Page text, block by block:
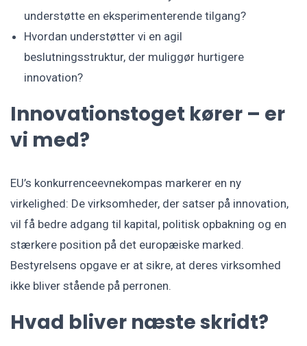
understøtte en eksperimenterende tilgang?
Hvordan understøtter vi en agil
beslutningsstruktur, der muliggør hurtigere
innovation?
Innovationstoget kører – er
vi med?
EU’s konkurrenceevnekompas markerer en ny
virkelighed: De virksomheder, der satser på innovation,
vil få bedre adgang til kapital, politisk opbakning og en
stærkere position på det europæiske marked.
Bestyrelsens opgave er at sikre, at deres virksomhed
ikke bliver stående på perronen.
Hvad bliver næste skridt?